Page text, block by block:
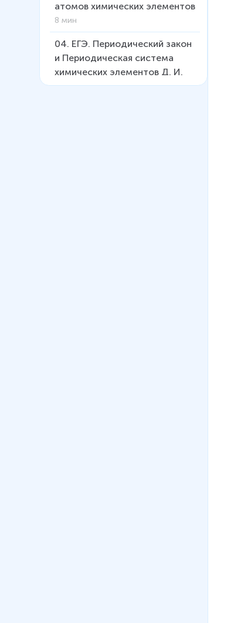
атомов химических элементов
8 мин
04. ЕГЭ. Периодический закон
и Периодическая система
химических элементов Д. И.
Менделеева. Строение атома